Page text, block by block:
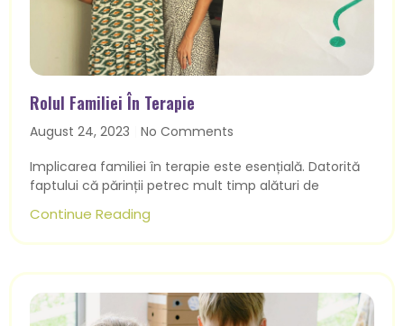
Rolul Familiei În Terapie
August 24, 2023
No Comments
Implicarea familiei în terapie este esențială. Datorită
faptului că părinții petrec mult timp alături de
Continue Reading